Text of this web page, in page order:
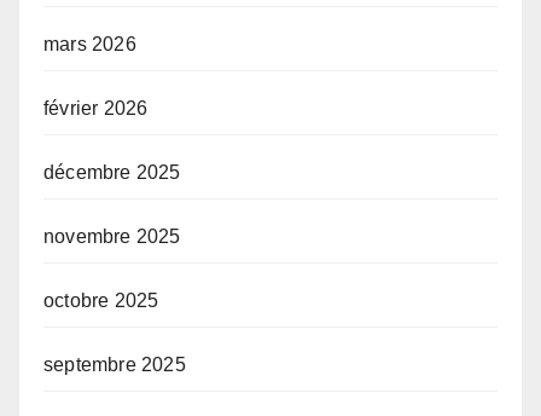
mars 2026
février 2026
décembre 2025
novembre 2025
octobre 2025
septembre 2025